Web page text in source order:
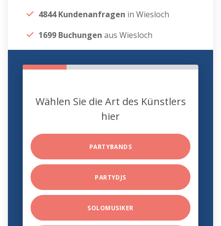
4844 Kundenanfragen in Wiesloch
1699 Buchungen aus Wiesloch
Wählen Sie die Art des Künstlers
hier
PARTYBANDS
PARTYDJS
SOLOMUSIKER